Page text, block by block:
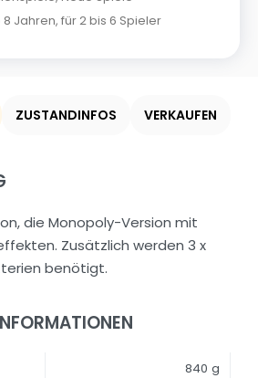
8 Jahren, für 2 bis 6 Spieler
ZUSTANDINFOS VERKAUFEN
die Monopoly-Version mit
Zusätzlich werden 3 x
benötigt.
840 g